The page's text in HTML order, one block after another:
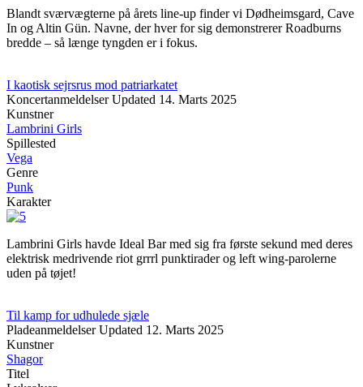
Blandt sværvægterne på årets line-up finder vi Dødheimsgard, Cave
In og Altin Gün. Navne, der hver for sig demonstrerer Roadburns
bredde – så længe tyngden er i fokus.
I kaotisk sejrsrus mod patriarkatet
Koncertanmeldelser Updated 14. Marts 2025
Kunstner
Lambrini Girls
Spillested
Vega
Genre
Punk
Karakter
Lambrini Girls havde Ideal Bar med sig fra første sekund med deres
elektrisk medrivende riot grrrl punktirader og left wing-parolerne
uden på tøjet!
Til kamp for udhulede sjæle
Pladeanmeldelser Updated 12. Marts 2025
Kunstner
Shagor
Titel